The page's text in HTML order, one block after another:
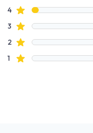
4Hodnocení hvězdami
3 Hodnocení hvězdami
2Hodnocení hvězdami
1 Hodnocení hvězdami